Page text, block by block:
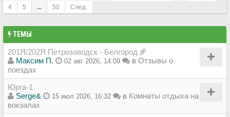
4
5 ... 50 След.
ТЕМЫ
201Я/202Я Петрозаводск - Белгород
Максим П.
02 авг 2026, 14:09 в Отзывы о
поездах
Юрга-1
Serge&
15 июл 2026, 16:32 в Комнаты отдыха на
вокзалах